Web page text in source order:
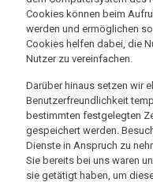
Cookies können beim
werden und ermöglichen
Cookies helfen dabei, die
Nutzer zu vereinfachen.
Darüber hinaus setzen wir
Benutzerfreundlichkeit
bestimmten festgelegten
gespeichert werden.
Dienste in Anspruch zu
Sie bereits bei uns waren
sie getätigt haben, um